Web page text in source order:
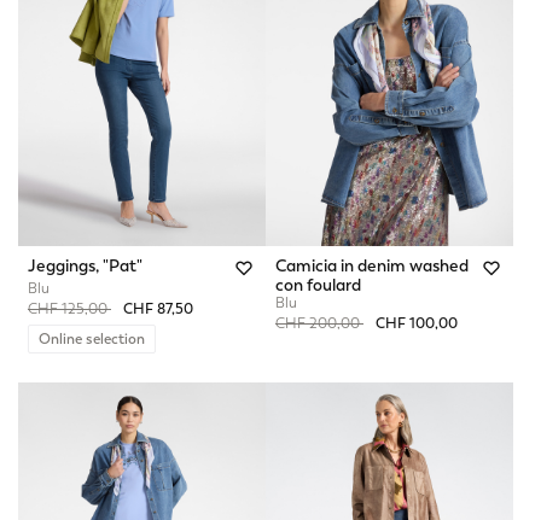
Jeggings, "Pat"
Blu
Price reduced from
CHF 125,00toCHF 87,50
Online selection
Camicia in denim washed
con foulard
Blu
Price reduced from
CHF 200,00toCHF 100,00